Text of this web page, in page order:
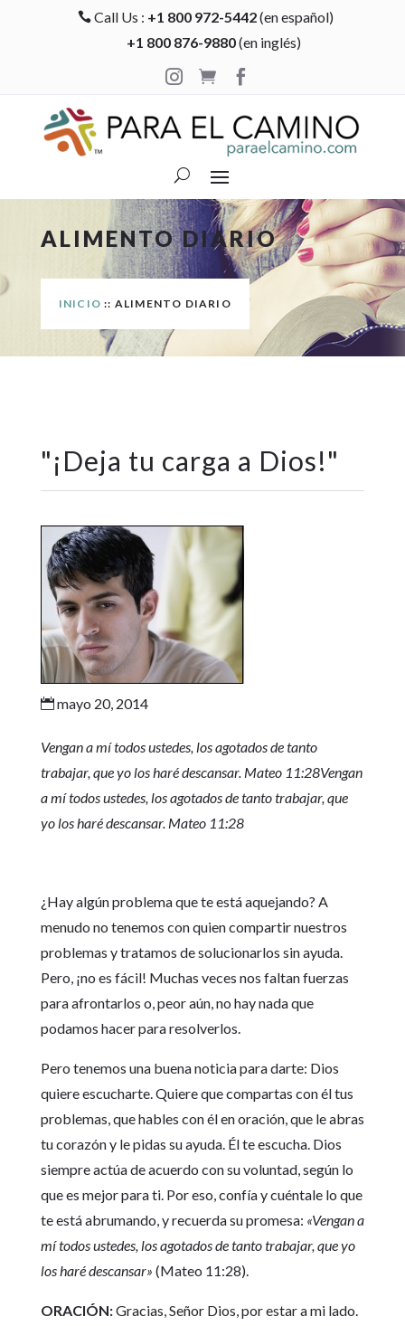
 Call Us : +1 800 972-5442(en español)
+1 800 876-9880(en inglés)

 
ALIMENTO DIARIO
INICIO :: ALIMENTO DIARIO
"¡Deja tu carga a Dios!"
mayo 20, 2014
Vengan a mí todos ustedes, los agotados de tanto
trabajar, que yo los haré descansar. Mateo 11:28Vengan
a mí todos ustedes, los agotados de tanto trabajar, que
yo los haré descansar. Mateo 11:28
¿Hay algún problema que te está aquejando? A
menudo no tenemos con quien compartir nuestros
problemas y tratamos de solucionarlos sin ayuda.
Pero, ¡no es fácil! Muchas veces nos faltan fuerzas
para afrontarlos o, peor aún, no hay nada que
podamos hacer para resolverlos.
Pero tenemos una buena noticia para darte: Dios
quiere escucharte. Quiere que compartas con él tus
problemas, que hables con él en oración, que le abras
tu corazón y le pidas su ayuda. Él te escucha. Dios
siempre actúa de acuerdo con su voluntad, según lo
que es mejor para ti. Por eso, confía y cuéntale lo que
te está abrumando, y recuerda su promesa: «Vengan a
mí todos ustedes, los agotados de tanto trabajar, que yo
los haré descansar» (Mateo 11:28).
ORACIÓN:Gracias, Señor Dios, por estar a mi lado.